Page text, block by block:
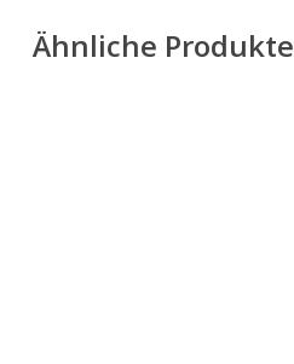
Ähnliche Produkte